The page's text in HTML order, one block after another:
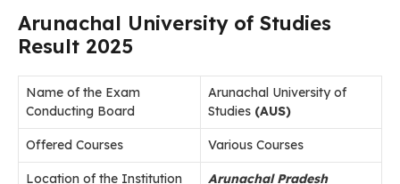
Arunachal University of Studies
Result 2025
Name of the Exam
Conducting Board
Arunachal University of
Studies (AUS)
Offered Courses Various Courses
Location of the Institution Arunachal Pradesh